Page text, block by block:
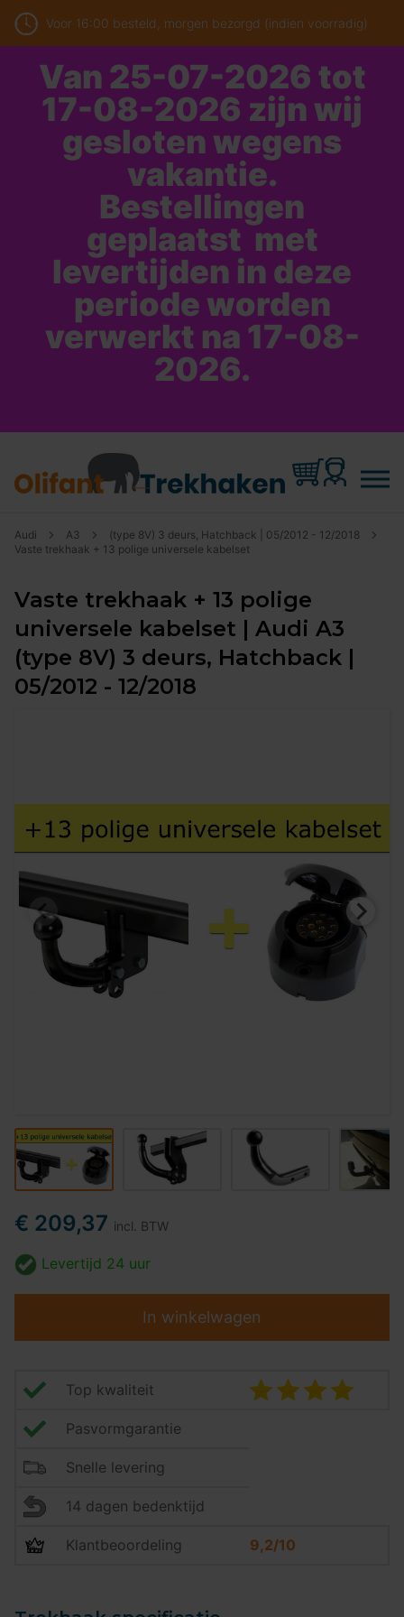
Voor 16:00 besteld, morgen bezorgd (indien voorradig)
Van 25-07-2026 tot
17-08-2026 zijn wij
gesloten wegens
vakantie.
Bestellingen
geplaatst met
levertijden in deze
periode worden
verwerkt na 17-08-
2026.
Audi A3
(type 8V) 3 deurs, Hatchback | 05/2012 - 12/2018
Vaste trekhaak + 13 polige universele kabelset
Vaste trekhaak + 13 polige
universele kabelset | Audi A3
(type 8V) 3 deurs, Hatchback |
05/2012 - 12/2018
€ 209,37 incl. BTW
Levertijd 24 uur
In winkelwagen
Top kwaliteit
Pasvormgarantie
Snelle levering
14 dagen bedenktijd
Klantbeoordeling 9,2/10